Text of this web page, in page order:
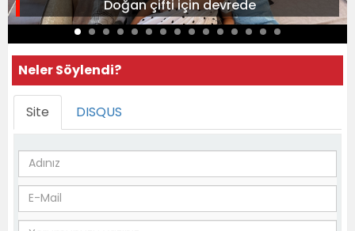
Doğan çifti için devrede
Neler Söylendi?
Site DISQUS